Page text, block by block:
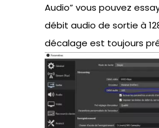
Audio” vous pouvez
débit audio de sortie à
décalage est toujours